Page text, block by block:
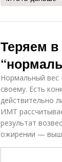
Теряем в
Нормальный вес
своему. Есть
действительно
ИМТ
результат
ожирении —